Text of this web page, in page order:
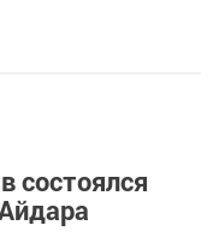
состоялся